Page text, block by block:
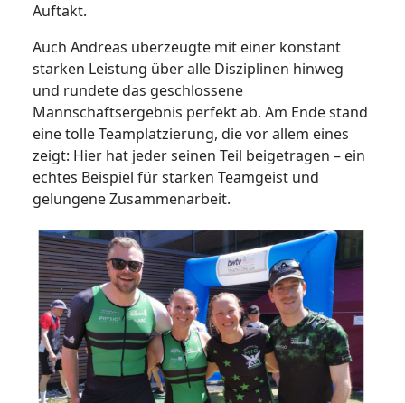
Auftakt.
Auch Andreas überzeugte mit einer konstant
starken Leistung über alle Disziplinen hinweg
und rundete das geschlossene
Mannschaftsergebnis perfekt ab. Am Ende stand
eine tolle Teamplatzierung, die vor allem eines
zeigt: Hier hat jeder seinen Teil beigetragen – ein
echtes Beispiel für starken Teamgeist und
gelungene Zusammenarbeit.